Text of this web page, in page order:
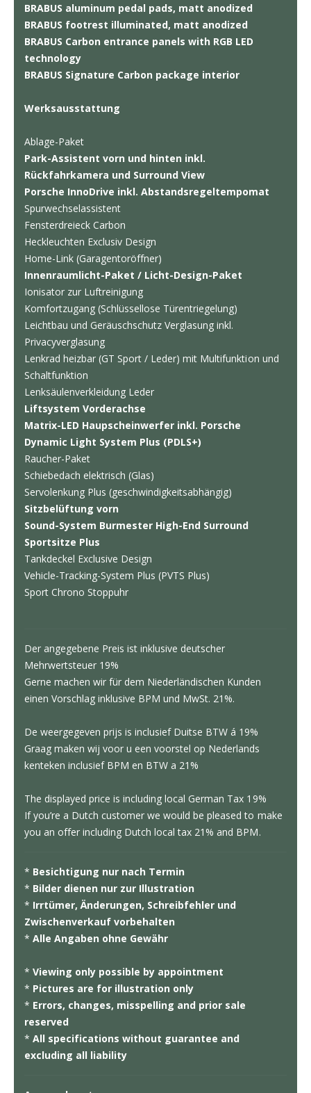
BRABUS aluminum pedal pads, matt anodized
BRABUS footrest illuminated, matt anodized
BRABUS Carbon entrance panels with RGB LED
technology
BRABUS Signature Carbon package interior
Werksausstattung
Ablage-Paket
Park-Assistent vorn und hinten inkl.
Rückfahrkamera und Surround View
Porsche InnoDrive inkl. Abstandsregeltempomat
Spurwechselassistent
Fensterdreieck Carbon
Heckleuchten Exclusiv Design
Home-Link (Garagentoröffner)
Innenraumlicht-Paket / Licht-Design-Paket
Ionisator zur Luftreinigung
Komfortzugang (Schlüssellose Türentriegelung)
Leichtbau und Geräuschschutz Verglasung inkl.
Privacyverglasung
Lenkrad heizbar (GT Sport / Leder) mit Multifunktion und
Schaltfunktion
Lenksäulenverkleidung Leder
Liftsystem Vorderachse
Matrix-LED Haupscheinwerfer inkl. Porsche
Dynamic Light System Plus (PDLS+)
Raucher-Paket
Schiebedach elektrisch (Glas)
Servolenkung Plus (geschwindigkeitsabhängig)
Sitzbelüftung vorn
Sound-System Burmester High-End Surround
Sportsitze Plus
Tankdeckel Exclusive Design
Vehicle-Tracking-System Plus (PVTS Plus)
Sport Chrono Stoppuhr
Der angegebene Preis ist inklusive deutscher
Mehrwertsteuer 19%
Gerne machen wir für dem Niederländischen Kunden
einen Vorschlag inklusive BPM und MwSt. 21%.
De weergegeven prijs is inclusief Duitse BTW á 19%
Graag maken wij voor u een voorstel op Nederlands
kenteken inclusief BPM en BTW a 21%
The displayed price is including local German Tax 19%
If you’re a Dutch customer we would be pleased to make
you an offer including Dutch local tax 21% and BPM.
* Besichtigung nur nach Termin
* Bilder dienen nur zur Illustration
* Irrtümer, Änderungen, Schreibfehler und
Zwischenverkauf vorbehalten
*Alle Angaben ohne Gewähr
*Viewing only possible by appointment
* Pictures are for illustration only
* Errors, changes, misspelling and prior sale
reserved
*All specifications without guarantee and
excluding all liability